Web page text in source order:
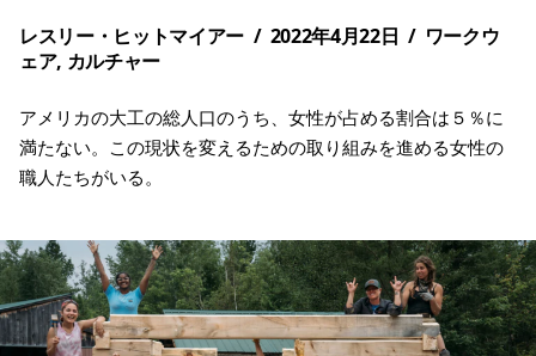
レスリー・ヒットマイアー / 2022年4月22日 / ワークウ
ェア, カルチャー
アメリカの大工の総人口のうち、女性が占める割合は５％に
満たない。この現状を変えるための取り組みを進める女性の
職人たちがいる。